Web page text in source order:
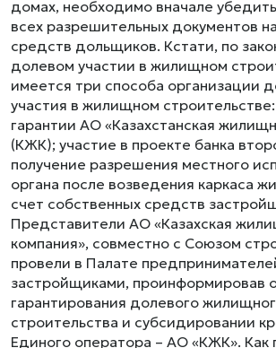
домах, необходимо вначале
всех разрешительных документов
средств дольщиков. Кстати, по
долевом участии в жилищном
имеется три способа организации
участия в жилищном
гарантии АО «Казахстанская
(КЖК); участие в проекте банка
получение разрешения местного
органа после возведения каркаса
счет собственных средств
Представители АО «Казахская
компания», совместно с Союзом
провели в Палате
застройщиками, проинформировав
гарантирования долевого
строительства и субсидировании
Единого оператора – АО «КЖК». Как